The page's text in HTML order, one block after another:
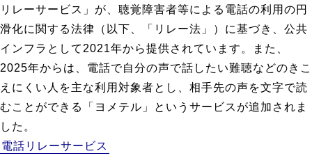
リレーサービス」が、聴覚障害者等による電話の利用の円
滑化に関する法律（以下、「リレー法」）に基づき、公共
インフラとして2021年から提供されています。また、
2025年からは、電話で自分の声で話したい難聴などのきこ
えにくい人を主な利用対象者とし、相手先の声を文字で読
むことができる「ヨメテル」というサービスが追加されま
した。
電話リレーサービス